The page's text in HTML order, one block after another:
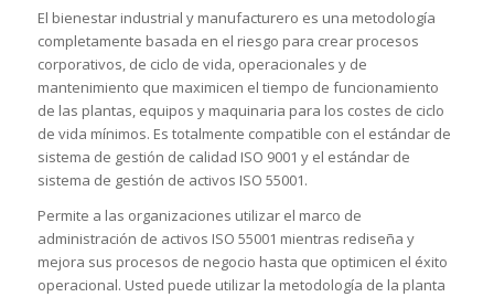
El bienestar industrial y manufacturero es una metodología
completamente basada en el riesgo para crear procesos
corporativos, de ciclo de vida, operacionales y de
mantenimiento que maximicen el tiempo de funcionamiento
de las plantas, equipos y maquinaria para los costes de ciclo
de vida mínimos. Es totalmente compatible con el estándar de
sistema de gestión de calidad ISO 9001 y el estándar de
sistema de gestión de activos ISO 55001.
Permite a las organizaciones utilizar el marco de
administración de activos ISO 55001 mientras rediseña y
mejora sus procesos de negocio hasta que optimicen el éxito
operacional. Usted puede utilizar la metodología de la planta